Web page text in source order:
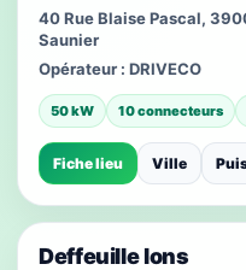
40 Rue Blaise Pascal,
Saunier
Opérateur : DRIVECO
50 kW 10 connecteurs
Fiche lieu Ville
Deffeuille lons